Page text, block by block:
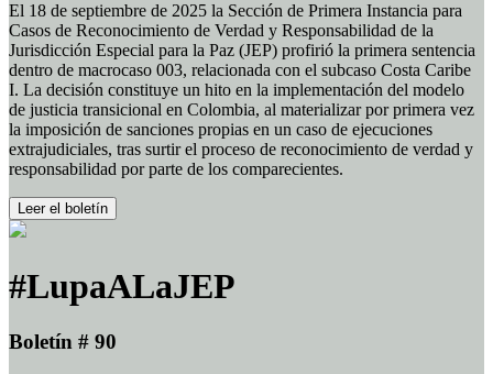
El 18 de septiembre de 2025 la Sección de Primera Instancia para
Casos de Reconocimiento de Verdad y Responsabilidad de la
Jurisdicción Especial para la Paz (JEP) profirió la primera sentencia
dentro de macrocaso 003, relacionada con el subcaso Costa Caribe
I. La decisión constituye un hito en la implementación del modelo
de justicia transicional en Colombia, al materializar por primera vez
la imposición de sanciones propias en un caso de ejecuciones
extrajudiciales, tras surtir el proceso de reconocimiento de verdad y
responsabilidad por parte de los comparecientes.
Leer el boletín
#LupaALaJEP
Boletín # 90